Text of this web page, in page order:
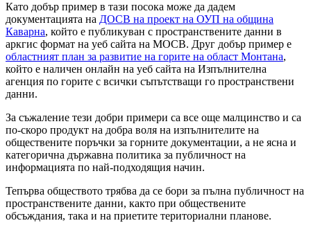
Като добър пример в тази посока може да дадем
документацията на ДОСВ на проект на ОУП на община
Каварна, който е публикуван с пространствените данни в
аркгис формат на уеб сайта на МОСВ. Друг добър пример е
областният план за развитие на горите на област Монтана,
който е наличен онлайн на уеб сайта на Изпълнителна
агенция по горите с всички съпътстващи го пространствени
данни.
За съжаление тези добри примери са все още малцинство и са
по-скоро продукт на добра воля на изпълнителите на
обществените поръчки за горните документации, а не ясна и
категорична държавна политика за публичност на
информацията по най-подходящия начин.
Тепърва обществото трябва да се бори за пълна публичност на
пространствените данни, както при обществените
обсъждания, така и на приетите териториални планове.